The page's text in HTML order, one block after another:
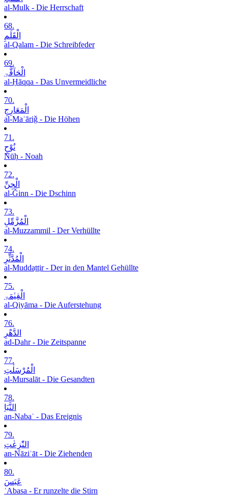
al-Mulk - Die Herrschaft
68.
الْقَلَمِ
al-Qalam - Die Schreibfeder
69.
الْحَآقَّۃِ
al-Ḥāqqa - Das Unvermeidliche
70.
الْمَعَارِجِ
al-Maʿāriǧ - Die Höhen
71.
نُوْحٍ
Nūḥ - Noah
72.
الْجِنِّ
al-Ǧinn - Die Dschinn
73.
الْمُزَّمِّلِ
al-Muzzammil - Der Verhüllte
74.
الْمُدَّثِّرِ
al-Muddaṯṯir - Der in den Mantel Gehüllte
75.
الْقِیٰمَۃِ
al-Qiyāma - Die Auferstehung
76.
الدَّھْرِ
ad-Dahr - Die Zeitspanne
77.
الْمُرْسَلٰتِ
al-Mursalāt - Die Gesandten
78.
النَّبَاِ
an-Nabaʾ - Das Ereignis
79.
النّٰزِعٰتِ
an-Nāziʿāt - Die Ziehenden
80.
عَبَسَ
ʿAbasa - Er runzelte die Stirn